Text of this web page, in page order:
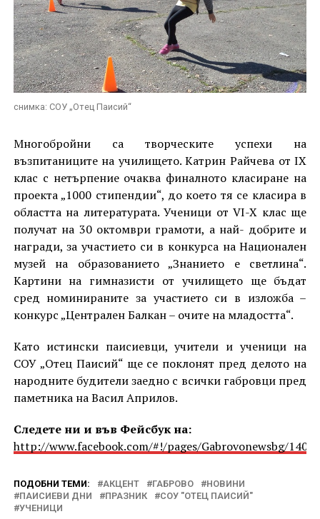
снимка: СОУ „Отец Паисий“
Многобройни са творческите успехи на
възпитаниците на училището. Катрин Райчева от IX
клас с нетърпение очаква финалното класиране на
проекта „1000 стипендии“, до което тя се класира в
областта на литературата. Ученици от VI-X клас ще
получат на 30 октомври грамоти, а най- добрите и
награди, за участието си в конкурса на Национален
музей на образованието „Знанието е светлина“.
Картини на гимназисти от училището ще бъдат
сред номинираните за участието си в изложба –
конкурс „Централен Балкан – очите на младостта“.
Като истински паисиевци, учители и ученици на
СОУ „Отец Паисий“ ще се поклонят пред делото на
народните будители заедно с всички габровци пред
паметника на Васил Априлов.
Следете ни и във Фейсбук на:
http://www.facebook.com/#!/pages/Gabrovonewsbg/
ПОДОБНИ ТЕМИ: АКЦЕНТ ГАБРОВО
НОВИНИ
ПАИСИЕВИ ДНИ
ПРАЗНИК
СОУ "ОТЕЦ ПАИСИЙ"
УЧЕНИЦИ